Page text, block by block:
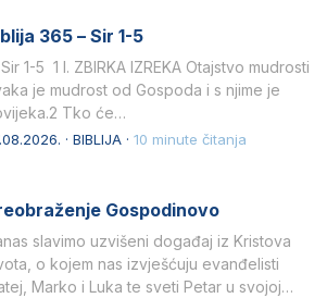
365 – Sir 1-5
1-5 1 I. ZBIRKA IZREKA Otajstvo mudrosti
je mudrost od Gospoda i s njime je
Tko će…
· BIBLIJA · 10 minute čitanja
Gospodinovo
slavimo uzvišeni događaj iz Kristova
o kojem nas izvješćuju evanđelisti
Marko i Luka te sveti Petar u svojoj